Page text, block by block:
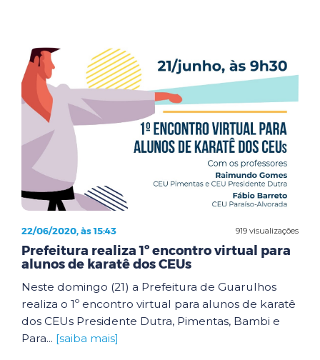
919 visualizações
22/06/2020, às 15:43
Prefeitura realiza 1º encontro virtual para
alunos de karatê dos CEUs
Neste domingo (21) a Prefeitura de Guarulhos
realiza o 1º encontro virtual para alunos de karatê
dos CEUs Presidente Dutra, Pimentas, Bambi e
Para... [saiba mais]